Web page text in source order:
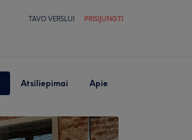
TAVO VERSLUI PRISIJUNGTI
Atsiliepimai Apie